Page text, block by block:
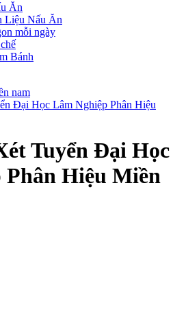
Ăn
Liệu Nấu Ăn
mỗi ngày
Bánh
nam
Đại Học Lâm Nghiệp Phân Hiệu
Tuyển Đại Học
Hiệu Miền